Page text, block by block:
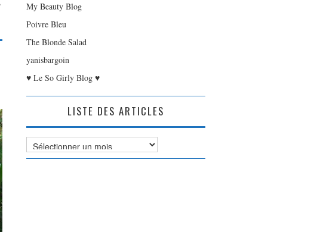
My Beauty Blog
Poivre Bleu
The Blonde Salad
yanisbargoin
♥ Le So Girly Blog ♥
LISTE DES ARTICLES
Liste
des